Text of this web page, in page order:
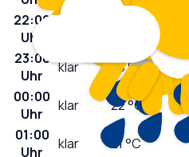
22:00
Uhr
23:00
Uhr
klar 23°C
00:00
Uhr
klar 22°C
01:00
Uhr
klar 21°C